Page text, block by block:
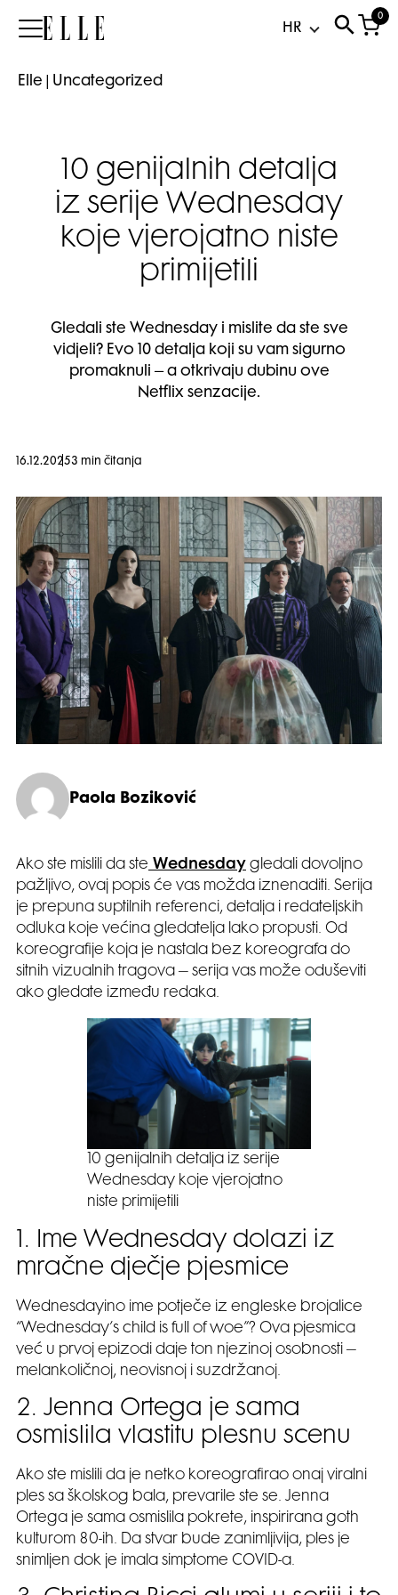
Elle
0
Elle Uncategorized
10 genijalnih detalja
iz serije Wednesday
koje vjerojatno niste
primijetili
Gledali ste Wednesday i mislite da ste sve
vidjeli? Evo 10 detalja koji su vam sigurno
promaknuli – a otkrivaju dubinu ove
Netflix senzacije.
16.12.20253 min čitanja
Paola Boziković
Ako ste mislili da ste Wednesday gledali dovoljno
pažljivo, ovaj popis će vas možda iznenaditi. Serija
je prepuna suptilnih referenci, detalja i redateljskih
odluka koje većina gledatelja lako propusti. Od
koreografije koja je nastala bez koreografa do
sitnih vizualnih tragova – serija vas može oduševiti
ako gledate između redaka.
10 genijalnih detalja iz serije
Wednesday koje vjerojatno
niste primijetili
1. Ime Wednesday dolazi iz
mračne dječje pjesmice
Wednesdayino ime potječe iz engleske brojalice
“Wednesday’s child is full of woe”? Ova pjesmica
već u prvoj epizodi daje ton njezinoj osobnosti –
melankoličnoj, neovisnoj i suzdržanoj.
2. Jenna Ortega je sama
osmislila vlastitu plesnu scenu
Ako ste mislili da je netko koreografirao onaj viralni
ples sa školskog bala, prevarile ste se. Jenna
Ortega je sama osmislila pokrete, inspirirana goth
kulturom 80-ih. Da stvar bude zanimljivija, ples je
snimljen dok je imala simptome COVID-a.